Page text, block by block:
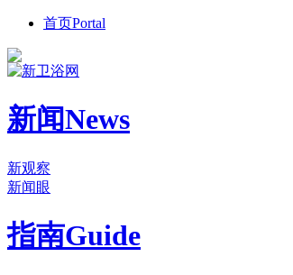
首页Portal
新闻News
新观察
新闻眼
指南Guide